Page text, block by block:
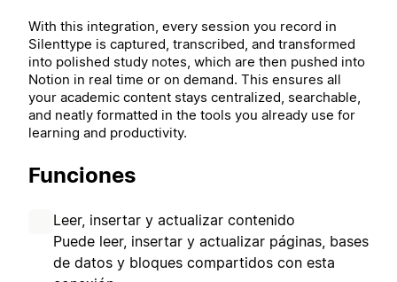
With this integration, every session you record in
Silenttype is captured, transcribed, and transformed
into polished study notes, which are then pushed into
Notion in real time or on demand. This ensures all
your academic content stays centralized, searchable,
and neatly formatted in the tools you already use for
learning and productivity.
Funciones
Leer, insertar y actualizar contenido
Puede leer, insertar y actualizar páginas, bases
de datos y bloques compartidos con esta